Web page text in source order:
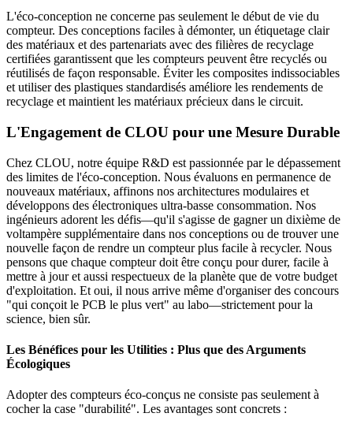
L'éco-conception ne concerne pas seulement le début de vie du
compteur. Des conceptions faciles à démonter, un étiquetage clair
des matériaux et des partenariats avec des filières de recyclage
certifiées garantissent que les compteurs peuvent être recyclés ou
réutilisés de façon responsable. Éviter les composites indissociables
et utiliser des plastiques standardisés améliore les rendements de
recyclage et maintient les matériaux précieux dans le circuit.
L'Engagement de CLOU pour une Mesure Durable
Chez CLOU, notre équipe R&D est passionnée par le dépassement
des limites de l'éco-conception. Nous évaluons en permanence de
nouveaux matériaux, affinons nos architectures modulaires et
développons des électroniques ultra-basse consommation. Nos
ingénieurs adorent les défis—qu'il s'agisse de gagner un dixième de
voltampère supplémentaire dans nos conceptions ou de trouver une
nouvelle façon de rendre un compteur plus facile à recycler. Nous
pensons que chaque compteur doit être conçu pour durer, facile à
mettre à jour et aussi respectueux de la planète que de votre budget
d'exploitation. Et oui, il nous arrive même d'organiser des concours
"qui conçoit le PCB le plus vert" au labo—strictement pour la
science, bien sûr.
Les Bénéfices pour les Utilities : Plus que des Arguments
Écologiques
Adopter des compteurs éco-conçus ne consiste pas seulement à
cocher la case "durabilité". Les avantages sont concrets :